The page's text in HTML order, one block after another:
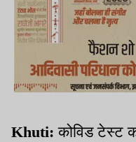
Khuti: कोविड टेस्ट